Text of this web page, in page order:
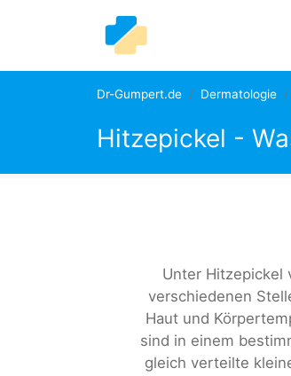
Dr-Gumpert.de Dermatologie
Hitzepickel -
Unter Hitzepickel
verschiedenen
Haut und
sind in einem
gleich verteilte